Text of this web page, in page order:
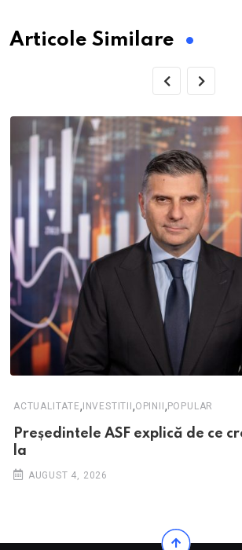
Articole Similare
ACTUALITATE, INVESTITII ,OPINII , POPULAR
Președintele ASF explică de ce
la
AUGUST 4, 2026